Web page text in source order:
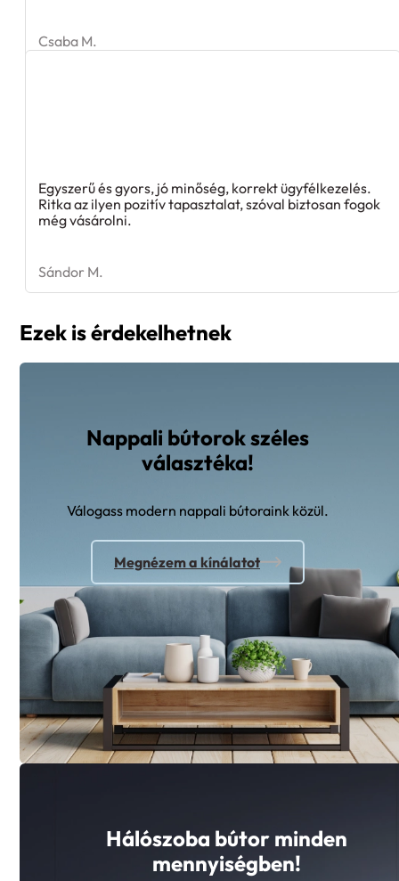
Csaba M.
Egyszerű és gyors, jó minőség, korrekt ügyfélkezelés.
Ritka az ilyen pozitív tapasztalat, szóval biztosan fogok
még vásárolni.
Sándor M.
Ezek is érdekelhetnek
Nappali bútorok széles
választéka!
Válogass modern nappali bútoraink közül.
Megnézem a kínálatot
Hálószoba bútor minden
mennyiségben!